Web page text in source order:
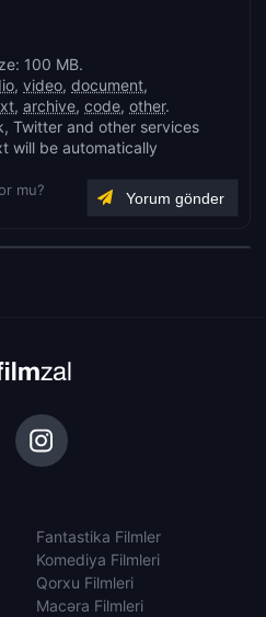
100 MB.
, video, document,
, archive, code, other.
Twitter and other services
will be automatically
mu?
Fantastika Filmler
Komediya Filmleri
Qorxu Filmleri
Macəra Filmleri